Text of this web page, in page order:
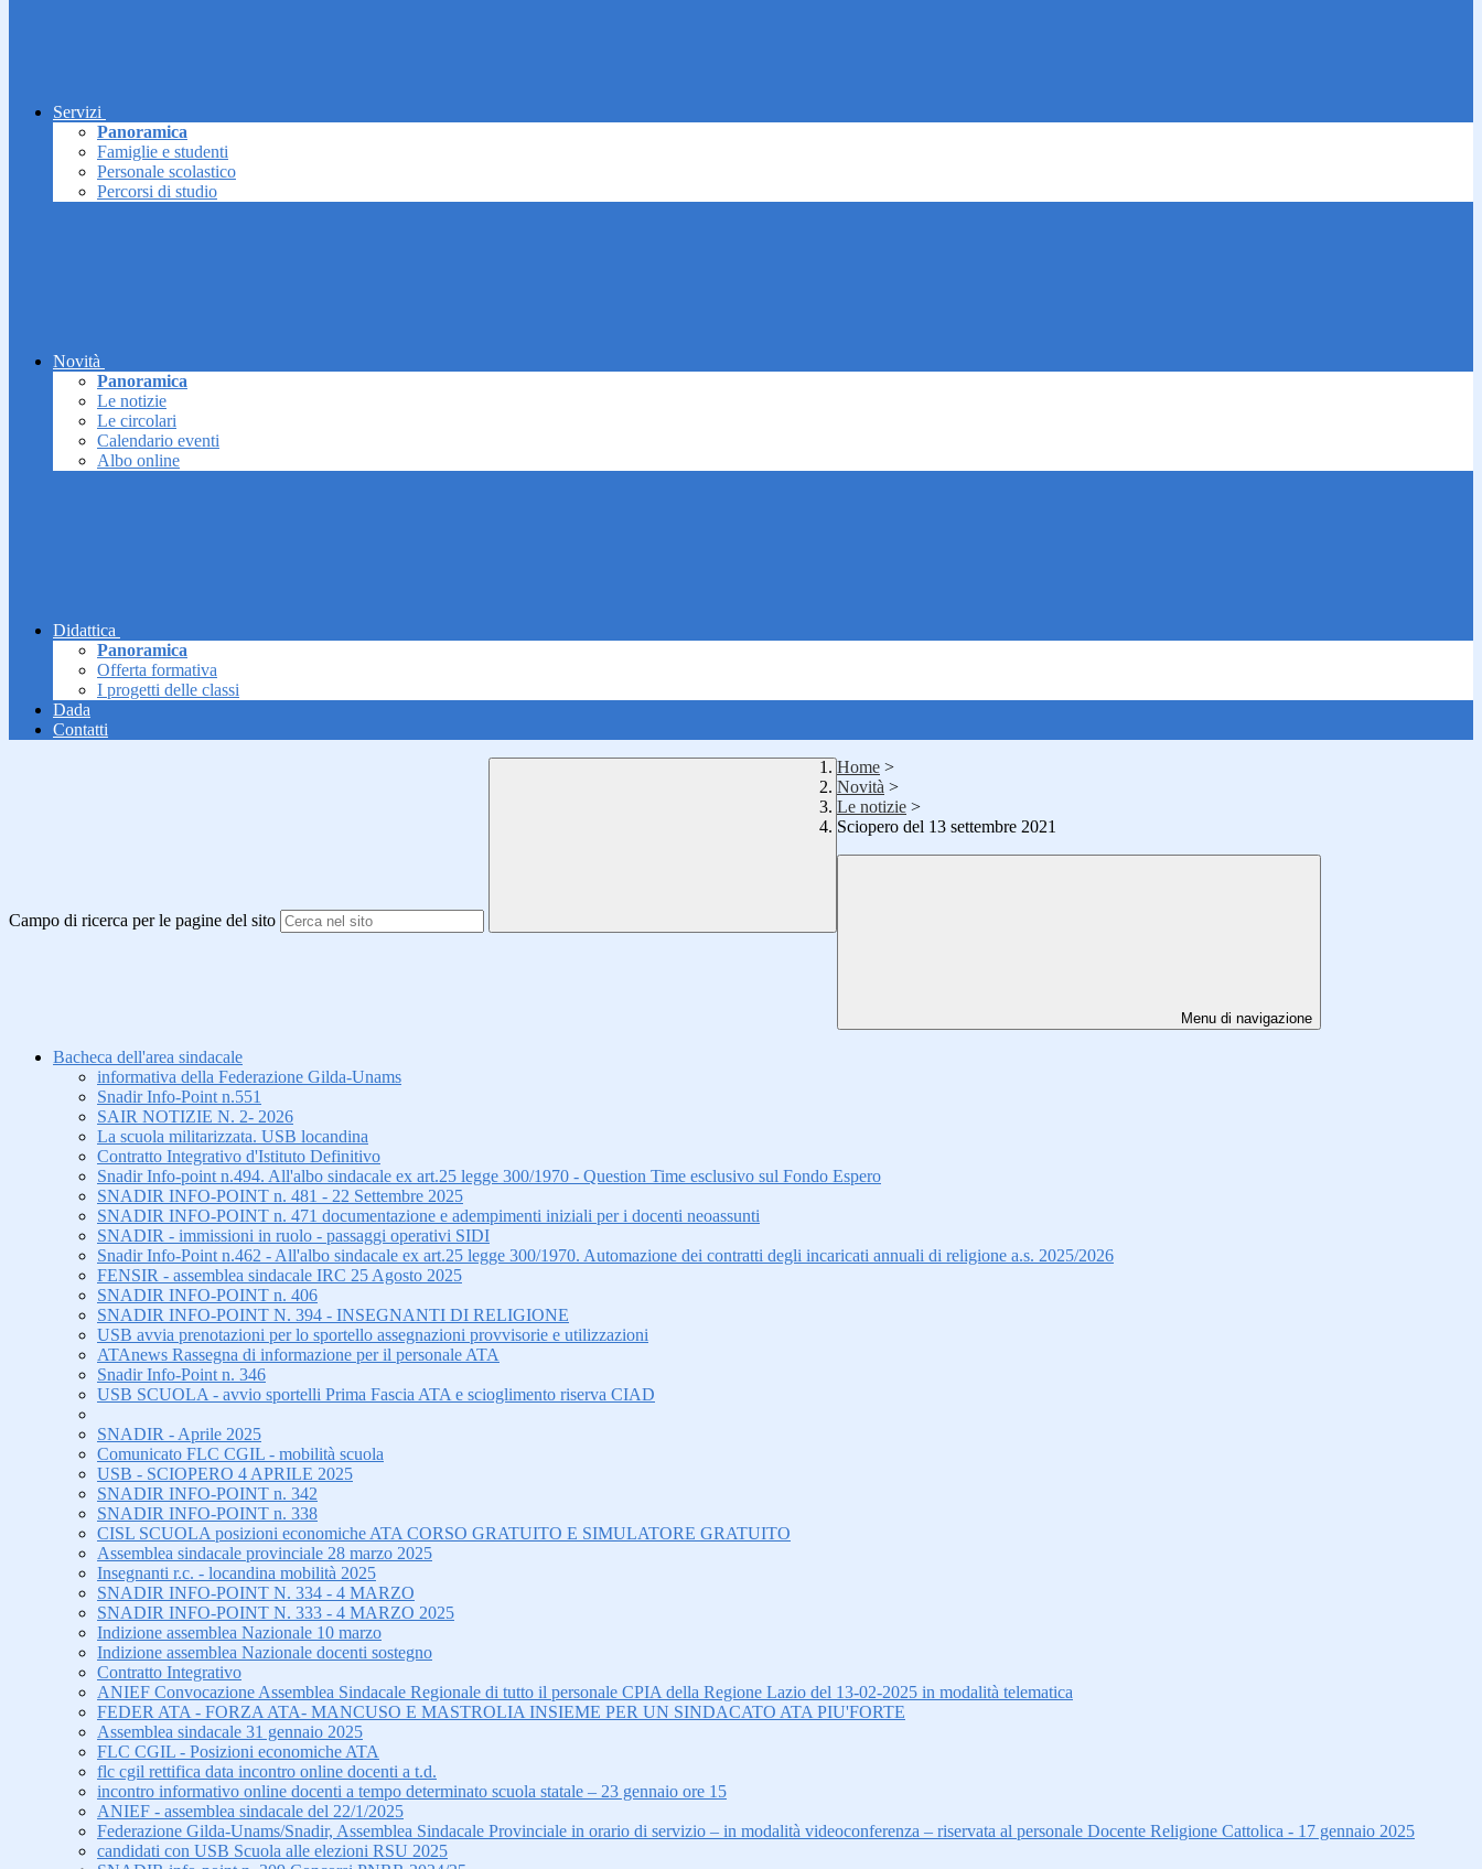
Servizi
Panoramica
Famiglie e studenti
Personale scolastico
Percorsi di studio
Novità
Panoramica
Le notizie
Le circolari
Calendario eventi
Albo online
Didattica
Panoramica
Offerta formativa
I progetti delle classi
Dada
Contatti
Campo di ricerca per le pagine del sito
Home >
Novità >
Le notizie >
Sciopero del 13 settembre 2021
Menu di navigazione
Bacheca dell'area sindacale
informativa della Federazione Gilda-Unams
Snadir Info-Point n.551
SAIR NOTIZIE N. 2- 2026
La scuola militarizzata. USB locandina
Contratto Integrativo d'Istituto Definitivo
Snadir Info-point n.494. All'albo sindacale ex art.25 legge 300/1970 - Question Time esclusivo sul Fondo Espero
SNADIR INFO-POINT n. 481 - 22 Settembre 2025
SNADIR INFO-POINT n. 471 documentazione e adempimenti iniziali per i docenti neoassunti
SNADIR - immissioni in ruolo - passaggi operativi SIDI
Snadir Info-Point n.462 - All'albo sindacale ex art.25 legge 300/1970. Automazione dei contratti degli incaricati annuali di religione a.s. 2025/2026
FENSIR - assemblea sindacale IRC 25 Agosto 2025
SNADIR INFO-POINT n. 406
SNADIR INFO-POINT N. 394 - INSEGNANTI DI RELIGIONE
USB avvia prenotazioni per lo sportello assegnazioni provvisorie e utilizzazioni
ATAnews Rassegna di informazione per il personale ATA
Snadir Info-Point n. 346
USB SCUOLA - avvio sportelli Prima Fascia ATA e scioglimento riserva CIAD
SNADIR - Aprile 2025
Comunicato FLC CGIL - mobilità scuola
USB - SCIOPERO 4 APRILE 2025
SNADIR INFO-POINT n. 342
SNADIR INFO-POINT n. 338
CISL SCUOLA posizioni economiche ATA CORSO GRATUITO E SIMULATORE GRATUITO
Assemblea sindacale provinciale 28 marzo 2025
Insegnanti r.c. - locandina mobilità 2025
SNADIR INFO-POINT N. 334 - 4 MARZO
SNADIR INFO-POINT N. 333 - 4 MARZO 2025
Indizione assemblea Nazionale 10 marzo
Indizione assemblea Nazionale docenti sostegno
Contratto Integrativo
ANIEF Convocazione Assemblea Sindacale Regionale di tutto il personale CPIA della Regione Lazio del 13-02-2025 in modalità telematica
FEDER ATA - FORZA ATA- MANCUSO E MASTROLIA INSIEME PER UN SINDACATO ATA PIU'FORTE
Assemblea sindacale 31 gennaio 2025
FLC CGIL - Posizioni economiche ATA
flc cgil rettifica data incontro online docenti a t.d.
incontro informativo online docenti a tempo determinato scuola statale – 23 gennaio ore 15
ANIEF - assemblea sindacale del 22/1/2025
Federazione Gilda-Unams/Snadir, Assemblea Sindacale Provinciale in orario di servizio – in modalità videoconferenza – riservata al personale Docente Religione Cattolica - 17 gennaio 2025
candidati con USB Scuola alle elezioni RSU 2025